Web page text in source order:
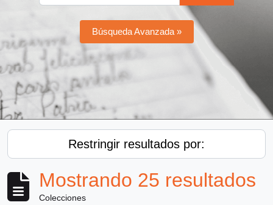
Búsqueda Avanzada »
Restringir resultados por:
Mostrando 25 resultados
Colecciones